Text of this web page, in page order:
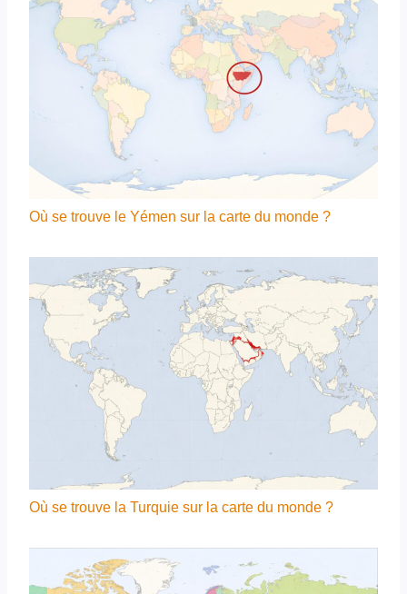
Où se trouve le Yémen sur la carte du monde ?
Où se trouve la Turquie sur la carte du monde ?